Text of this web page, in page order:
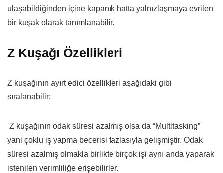
ulaşabildiğinden içine kapanık hatta yalnızlaşmaya evrilen
bir kuşak olarak tanımlanabilir.
Z Kuşağı Özellikleri
Z kuşağının ayırt edici özellikleri aşağıdaki gibi
sıralanabilir:
Z kuşağının odak süresi azalmış olsa da “Multitasking”
yani çoklu iş yapma becerisi fazlasıyla gelişmiştir. Odak
süresi azalmış olmakla birlikte birçok işi aynı anda yaparak
istenilen verimliliğe erişebilirler.